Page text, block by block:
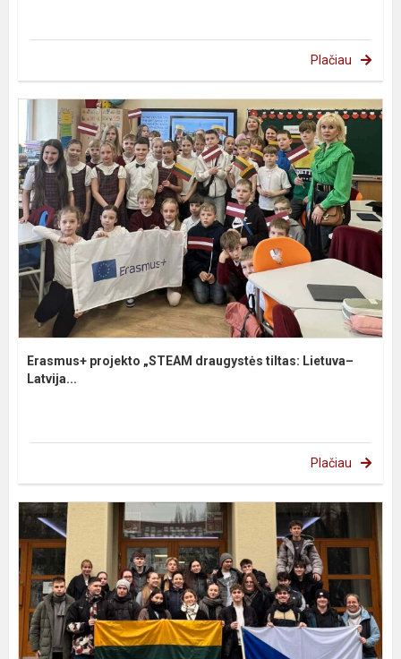
Plačiau
Erasmus+ projekto „STEAM draugystės tiltas: Lietuva–
Latvija...
Plačiau